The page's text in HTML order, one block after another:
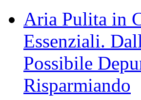
Aria Pulita in
Essenziali.
Possibile
Risparmiando